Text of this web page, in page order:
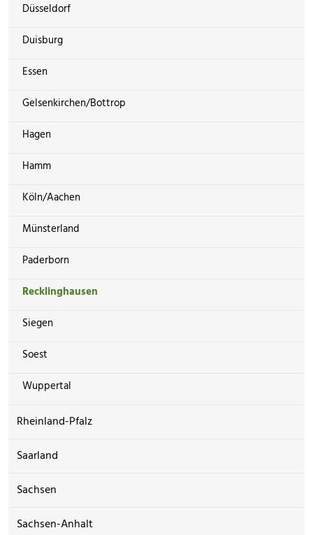
Düsseldorf
Duisburg
Essen
Gelsenkirchen/Bottrop
Hagen
Hamm
Köln/Aachen
Münsterland
Paderborn
Recklinghausen
Siegen
Soest
Wuppertal
Rheinland-Pfalz
Saarland
Sachsen
Sachsen-Anhalt